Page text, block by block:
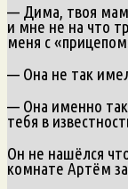
— Дима, твоя
и мне не на что
меня с
— Она не так
— Она именно так
тебя в
Он не нашёлся
комнате Артём